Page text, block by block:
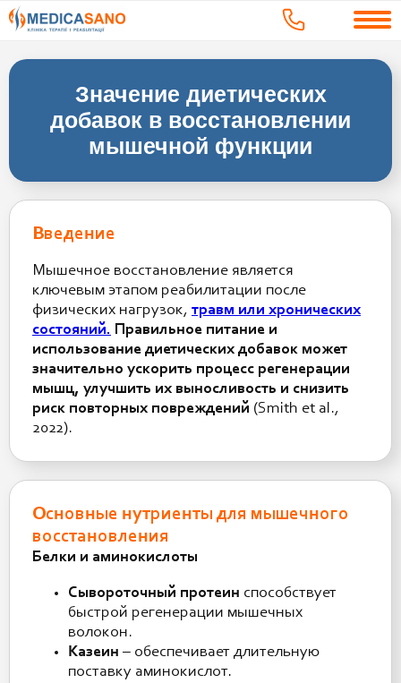
Значение диетических
добавок в восстановлении
мышечной функции
Введение
Мышечное восстановление является
ключевым этапом реабилитации после
физических нагрузок, травм или хронических
состояний. Правильное питание и
использование диетических добавок может
значительно ускорить процесс регенерации
мышц, улучшить их выносливость и снизить
риск повторных повреждений (Smith et al.,
2022).
Основные нутриенты для мышечного
восстановления
Белки и аминокислоты
Сывороточный протеин способствует
быстрой регенерации мышечных
волокон.
Казеин – обеспечивает длительную
поставку аминокислот.